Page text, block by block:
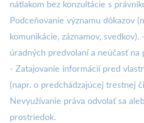
nátlakom bez konzultácie s
Podceňovanie významu dôkazov
komunikácie, záznamov, svedkov).
úradných predvolaní a neúčasť na
- Zatajovanie informácií pred
(napr. o predchádzajúcej trestnej
Nevyužívanie práva odvolať sa
prostriedok.